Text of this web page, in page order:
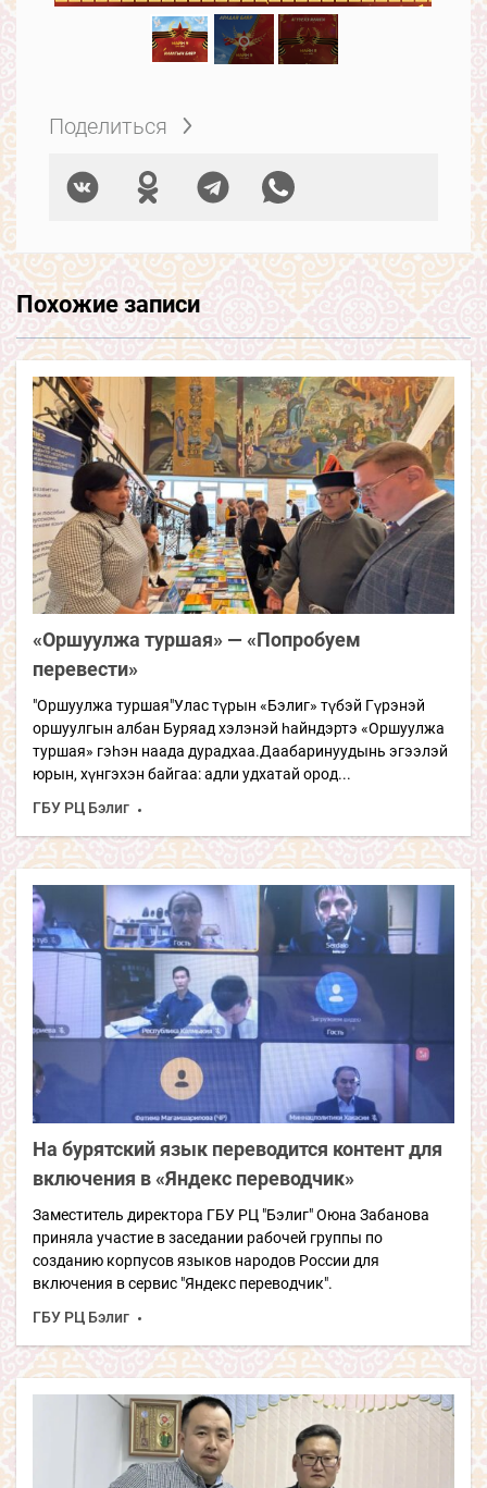
Поделиться
Похожие записи
«Оршуулжа туршая» — «Попробуем
перевести»
"Оршуулжа туршая"Улас түрын «Бэлиг» түбэй Гүрэнэй
оршуулгын албан Буряад хэлэнэй һайндэртэ «Оршуулжа
туршая» гэһэн наада дурадхаа.Даабаринуудынь эгээлэй
юрын, хүнгэхэн байгаа: адли удхатай ород...
ГБУ РЦ Бэлиг
На бурятский язык переводится контент для
включения в «Яндекс переводчик»
Заместитель директора ГБУ РЦ "Бэлиг" Оюна Забанова
приняла участие в заседании рабочей группы по
созданию корпусов языков народов России для
включения в сервис "Яндекс переводчик".
ГБУ РЦ Бэлиг